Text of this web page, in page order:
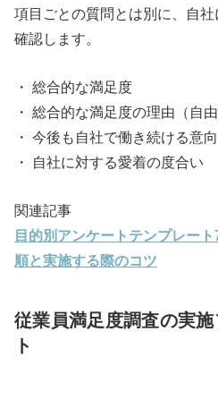
項目ごとの質問とは別に、自
確認します。
・ 総合的な満足度
・ 総合的な満足度の理由（自由
・ 今後も自社で働き続ける意向
・ 自社に対する愛着の度合い
関連記事
目的別アンケートテンプレー
順と実施する際のコツ
従業員満足度調査の実
ト